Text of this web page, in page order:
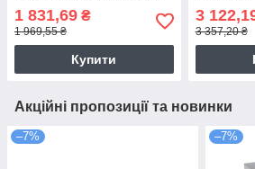
1 831,69 ₴
1 969,55 ₴
Купити
3
3 357,20 ₴
Акційні пропозиції та новинки
–7% –7%